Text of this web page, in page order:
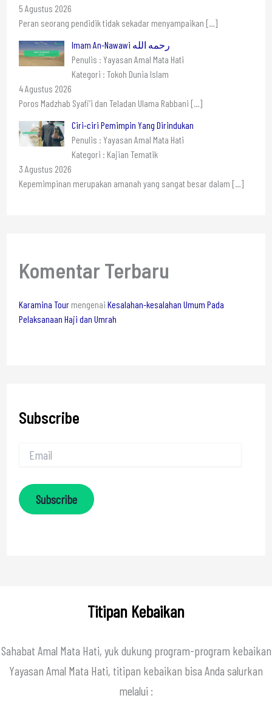
5 Agustus 2026
Peran seorang pendidik tidak sekadar menyampaikan […]
Imam An-Nawawi رحمه الله
Penulis : Yayasan Amal Mata Hati
Kategori : Tokoh Dunia Islam
4 Agustus 2026
Poros Madzhab Syafi’i dan Teladan Ulama Rabbani […]
Ciri-ciri Pemimpin Yang Dirindukan
Penulis : Yayasan Amal Mata Hati
Kategori : Kajian Tematik
3 Agustus 2026
Kepemimpinan merupakan amanah yang sangat besar dalam […]
Komentar Terbaru
Karamina Tourmengenai Kesalahan-kesalahan Umum Pada
Pelaksanaan Haji dan Umrah
Subscribe
Subscribe
Titipan Kebaikan
Sahabat Amal Mata Hati, yuk dukung program-program kebaikan
Yayasan Amal Mata Hati, titipan kebaikan bisa Anda salurkan
melalui :